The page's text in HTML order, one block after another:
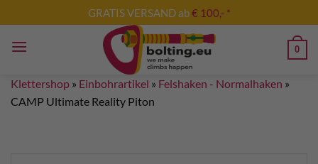
Inhalt
springen
GRATIS VERSAND ab€ 100,- *
0
Klettershop » Einbohrartikel » Felshaken - Normalhaken »
CAMP Ultimate Reality Piton